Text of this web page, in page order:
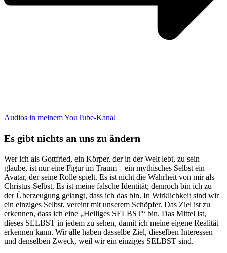
Audios in meinem YouTube-Kanal
Es gibt nichts an uns zu ändern
Wer ich als Gottfried, ein Körper, der in der Welt lebt, zu sein
glaube, ist nur eine Figur im Traum – ein mythisches Selbst ein
Avatar, der seine Rolle spielt. Es ist nicht die Wahrheit von mir als
Christus-Selbst. Es ist meine falsche Identität; dennoch bin ich zu
der Überzeugung gelangt, dass ich das bin. In Wirklichkeit sind wir
ein einziges Selbst, vereint mit unserem Schöpfer. Das Ziel ist zu
erkennen, dass ich eine „Heiliges SELBST“ bin. Das Mittel ist,
dieses SELBST in jedem zu sehen, damit ich meine eigene Realität
erkennen kann. Wir alle haben dasselbe Ziel, dieselben Interessen
und denselben Zweck, weil wir ein einziges SELBST sind.